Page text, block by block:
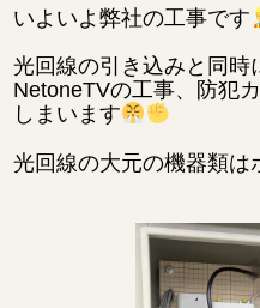
いよいよ弊社の工事です
光回線の引き込みと同時
NetoneTVの工事、防犯
しまいます
光回線の大元の機器類は